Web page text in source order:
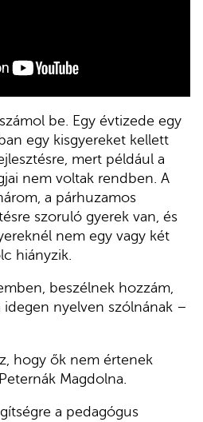
be. Egy évtizede egy
egy kisgyereket kellett
mert például a
nem voltak rendben. A
a párhuzamos
szoruló gyerek van, és
nem egy vagy két
hiányzik.
beszélnek hozzám,
nyelven szólnának –
hogy ők nem értenek
Magdolna.
a pedagógus